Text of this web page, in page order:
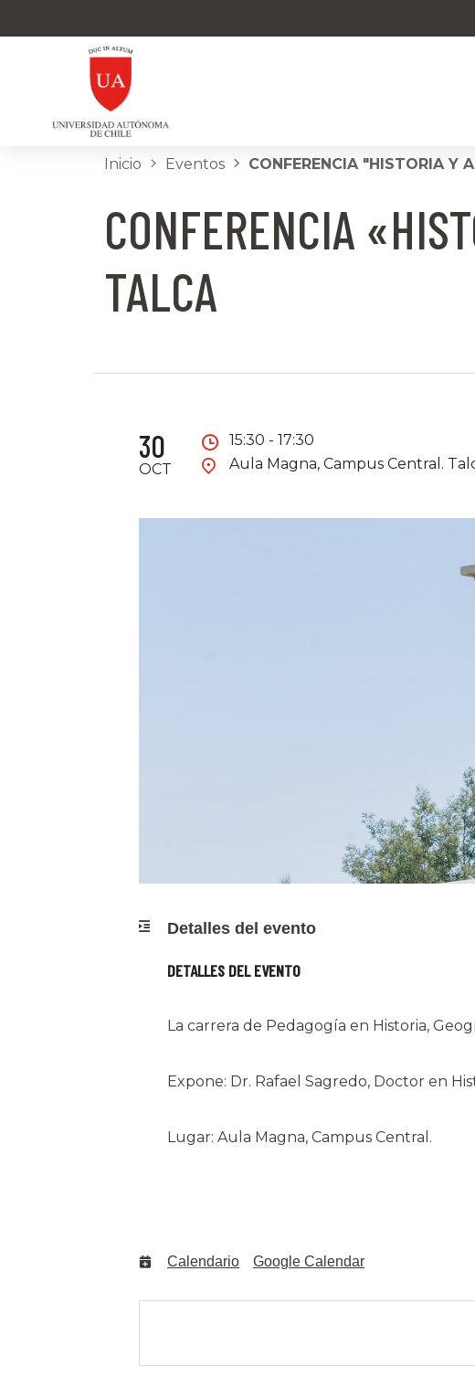
Inicio Eventos CONFERENCIA "HISTORIA Y
CONFERENCIA
TALCA
30
OCT
15:30 - 17:30
Aula Magna, Campus Central.
Detalles del evento
DETALLES DEL EVENTO
La carrera de Pedagogía en Historia,
Expone: Dr. Rafael Sagredo, Doctor en
Lugar: Aula Magna, Campus Central.
Calendario Google Calendar